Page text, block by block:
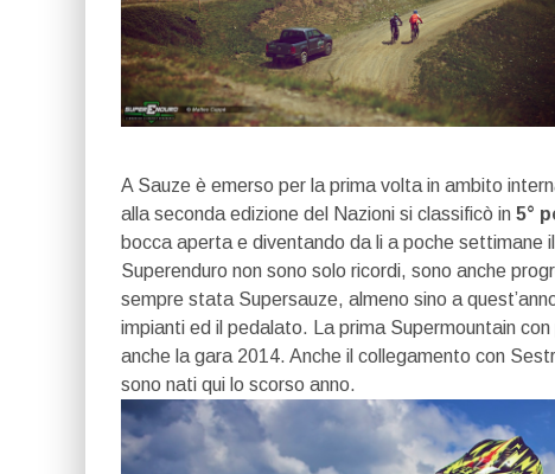
A Sauze è emerso per la prima volta in ambito
alla seconda edizione del Nazioni si classificò in 5°
bocca aperta e diventando da li a poche settimane
Superenduro non sono solo ricordi, sono anche
sempre stata Supersauze, almeno sino a
impianti ed il pedalato. La prima Supermountain
anche la gara 2014. Anche il collegamento con
sono nati qui lo scorso anno.